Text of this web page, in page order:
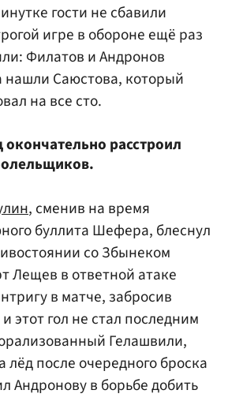
гости не сбавили
игре в обороне ещё раз
Филатов и Андронов
нашли Саюстова, который
на все сто.
расстроил
, сменив на время
буллита Шефера, блеснул
со Збынеком
Лещев в ответной атаке
в матче, забросив
этот гол не стал последним
Гелашвили,
лёд после очередного броска
Андронову в борьбе добить